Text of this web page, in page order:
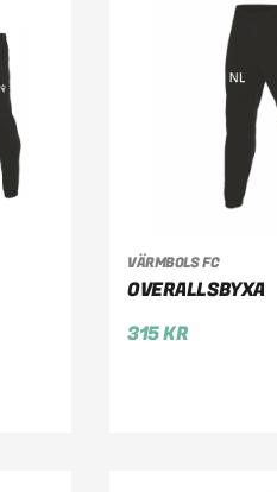
VÄRMBOLS FC
OVERALLSBYXA
315KR
VÄLJ